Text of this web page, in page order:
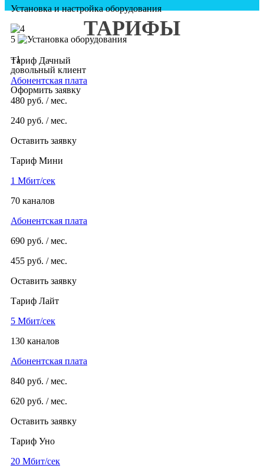
Установка и настройка оборудования
5
+1
довольный клиент
Оформить заявку
ТАРИФЫ
Тариф Дачный
Абонентская плата
480 руб. / мес.
240 руб. / мес.
Оставить заявку
Тариф Мини
1 Мбит/сек
70 каналов
Абонентская плата
690 руб. / мес.
455 руб. / мес.
Оставить заявку
Тариф Лайт
5 Мбит/сек
130 каналов
Абонентская плата
840 руб. / мес.
620 руб. / мес.
Оставить заявку
Тариф Уно
20 Мбит/сек